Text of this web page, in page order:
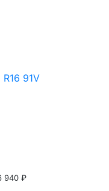
91V
940 ₽